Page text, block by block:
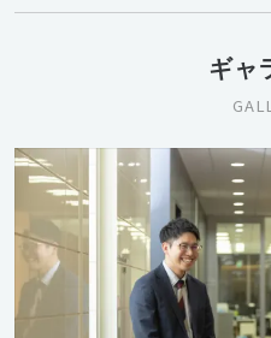
ギャ